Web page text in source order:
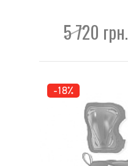
5 720 грн.
-18%